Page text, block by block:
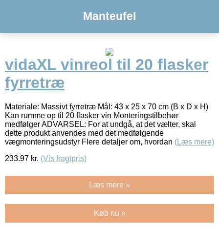
Manteufel
vidaXL vinreol til 20 flasker
fyrretræ
Materiale: Massivt fyrretræ Mål: 43 x 25 x 70 cm (B x D x H)
Kan rumme op til 20 flasker vin Monteringstilbehør
medfølger ADVARSEL: For at undgå, at det vælter, skal
dette produkt anvendes med det medfølgende
vægmonteringsudstyr Flere detaljer om, hvordan (Læs mere)
233.97 kr. (Vis fragtpris)
Læs mere »
Køb nu »